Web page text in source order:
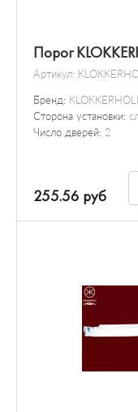
Порог
Артикул:
Бренд:
Сторона установки:
Число дверей: 2
255.56 руб